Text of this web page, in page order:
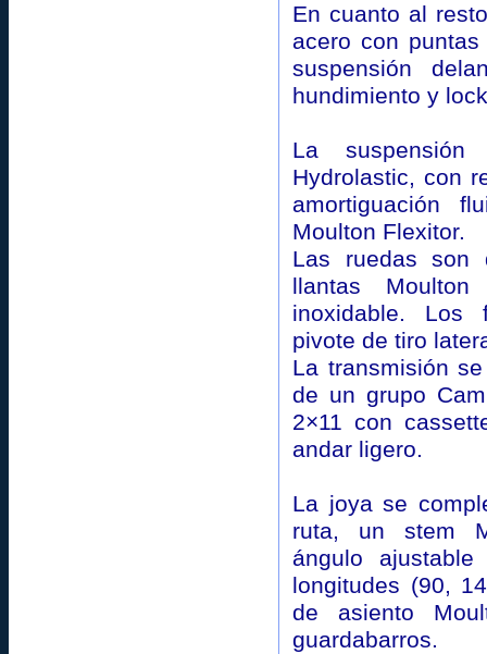
En cuanto al
acero con
suspensión
hundimiento y
La
Hydrolastic, con
amortiguación
Moulton Flexitor.
Las ruedas son
llantas
inoxidable. Los
pivote de tiro
La transmisión
de un grupo
2×11 con
andar ligero.
La joya se
ruta, un stem
ángulo
longitudes (90,
de asiento
guardabarros.